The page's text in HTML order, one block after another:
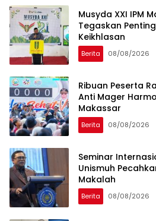
Musyda XXI IPM
Tegaskan
Keikhlasan
Berita 08/08/2026
Ribuan Peserta
Anti Mager
Makassar
Berita 08/08/2026
Seminar
Unismuh
Makalah
Berita 08/08/2026